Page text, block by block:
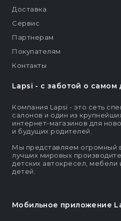
Lapsi - c заботой о самом
Компания Lapsi - это сеть
салонов и один из
интернет-магазинов для
и будущих родителей.
Мы представляем огромный
лучших мировых
детских автокресел, мебели
детей.
Мобильное приложение
Доставка
Сервис
Партнерам
Покупателям
Контакты